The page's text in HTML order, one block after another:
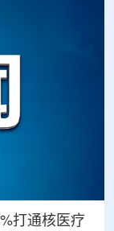
打通核医疗